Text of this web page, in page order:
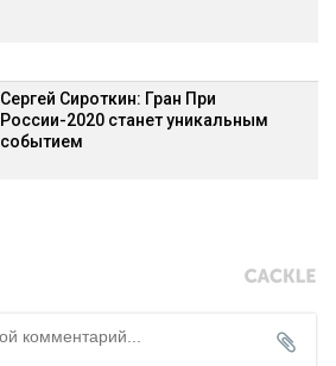
Сергей Сироткин: Гран При
России-2020 станет уникальным
событием